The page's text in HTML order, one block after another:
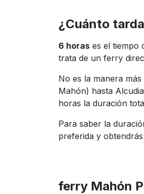
¿Cuánto
6 horas es el tiempo
trata de un ferry
No es la manera
Mahón) hasta
horas la duración
Para saber la
preferida y
ferry Mahón